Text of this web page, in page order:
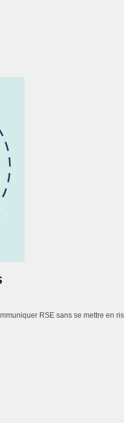
RSE sans se mettre en